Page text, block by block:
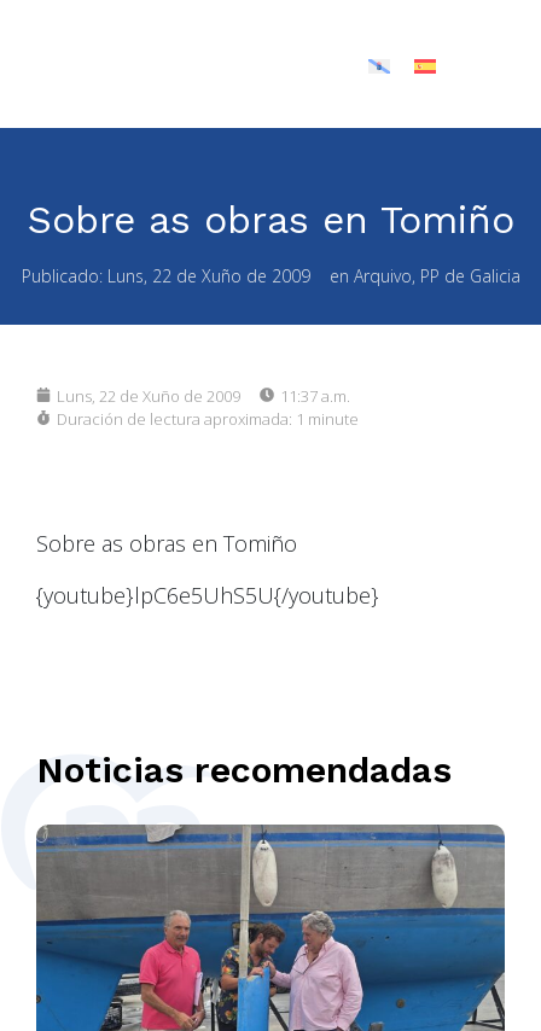
Sobre as obras en Tomiño
Publicado: Luns, 22 de Xuño de 2009 en Arquivo, PP de Galicia
Luns, 22 de Xuño de 2009
11:37 a.m.
Duración de lectura aproximada: 1 minute
Sobre as obras en Tomiño
{youtube}lpC6e5UhS5U{/youtube}
Noticias recomendadas